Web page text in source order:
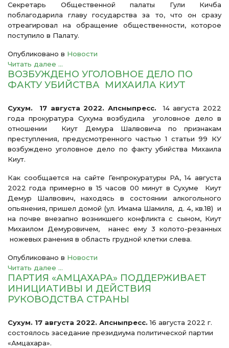
Секретарь Общественной палаты Гули Кичба
поблагодарила главу государства за то, что он сразу
отреагировал на обращение общественности, которое
поступило в Палату.
Опубликовано в Новости
Читать далее ...
ВОЗБУЖДЕНО УГОЛОВНОЕ ДЕЛО ПО
ФАКТУ УБИЙСТВА МИХАИЛА КИУТ
Сухум. 17 августа 2022. Апсныпресс.14 августа 2022
года прокуратура Сухума возбудила уголовное дело в
отношении Киут Демура Шалвовича по признакам
преступления, предусмотренного частью 1 статьи 99 КУ
возбуждено уголовное дело по факту убийства Михаила
Киут.
Как сообщается на сайте Генпрокуратуры РА, 14 августа
2022 года примерно в 15 часов 00 минут в Сухуме Киут
Демур Шалвович, находясь в состоянии алкогольного
опьянения, пришел домой (ул. Имама Шамиля, д. 4, кв.18) и
на почве внезапно возникшего конфликта с сыном, Киут
Михаилом Демуровичем, нанес ему 3 колото-резанных
ножевых ранения в область грудной клетки слева.
Опубликовано в Новости
Читать далее ...
ПАРТИЯ «АМЦАХАРА» ПОДДЕРЖИВАЕТ
ИНИЦИАТИВЫ И ДЕЙСТВИЯ
РУКОВОДСТВА СТРАНЫ
Сухум. 17 августа 2022. Апсныпресс.16 августа 2022 г.
состоялось заседание президиума политической партии
«Амцахара».